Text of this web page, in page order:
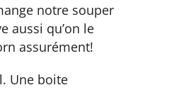
notre souper
aussi qu’on le
assurément!
Une boite